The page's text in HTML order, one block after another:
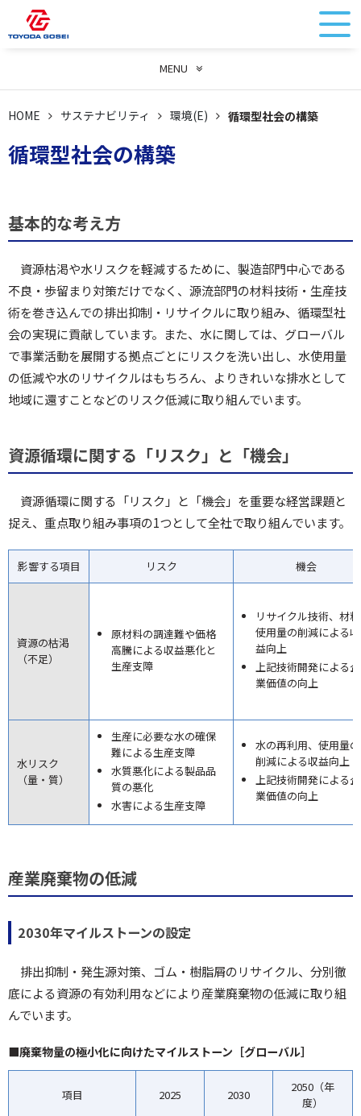
MENU
HOME サステナビリティ 環境(E) 循環型社会の構築
循環型社会の構築
基本的な考え方
資源枯渇や水リスクを軽減するために、製造部門中心である
不良・歩留まり対策だけでなく、源流部門の材料技術・生産技
術を巻き込んでの排出抑制・リサイクルに取り組み、循環型社
会の実現に貢献しています。また、水に関しては、グローバル
で事業活動を展開する拠点ごとにリスクを洗い出し、水使用量
の低減や水のリサイクルはもちろん、よりきれいな排水として
地域に還すことなどのリスク低減に取り組んでいます。
資源循環に関する「リスク」と「機会」
資源循環に関する「リスク」と「機会」を重要な経営課題と
捉え、重点取り組み事項の1つとして全社で取り組んでいます。
影響する項目 リスク 機会
資源の枯渇
（不足）
原材料の調達難や価格
高騰による収益悪化と
生産支障
リサイクル技術、材料
使用量の削減による収
益向上
上記技術開発による企
業価値の向上
水リスク
（量・質）
生産に必要な水の確保
難による生産支障
水質悪化による製品品
質の悪化
水害による生産支障
水の再利用、使用量の
削減による収益向上
上記技術開発による企
業価値の向上
産業廃棄物の低減
2030年マイルストーンの設定
排出抑制・発生源対策、ゴム・樹脂屑のリサイクル、分別徹
底による資源の有効利用などにより産業廃棄物の低減に取り組
んでいます。
■廃棄物量の極小化に向けたマイルストーン［グローバル］
項目 2025 2030
2050（年
度）